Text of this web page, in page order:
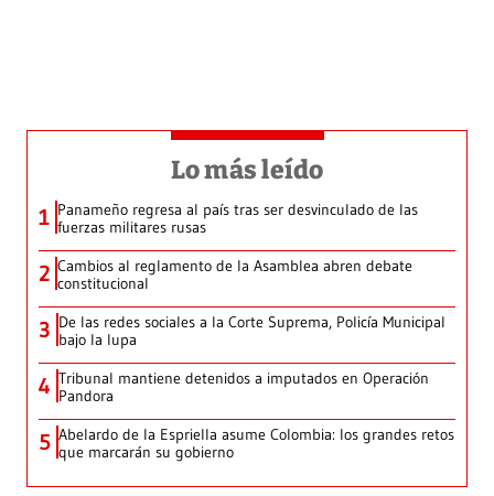
Lo más leído
1 Panameño regresa al país tras ser desvinculado de las
fuerzas militares rusas
2 Cambios al reglamento de la Asamblea abren debate
constitucional
3 De las redes sociales a la Corte Suprema, Policía Municipal
bajo la lupa
4 Tribunal mantiene detenidos a imputados en Operación
Pandora
5 Abelardo de la Espriella asume Colombia: los grandes retos
que marcarán su gobierno